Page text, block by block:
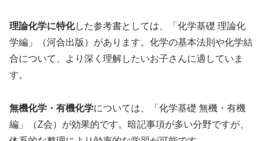
理論化学に特化した参考書としては、「化学基礎 理論化
学編」（河合出版）があります。化学の基本法則や化学結
合について、より深く理解したいお子さんに適していま
す。
無機化学・有機化学については、「化学基礎 無機・有機
編」（Z会）が効果的です。暗記事項が多い分野ですが、